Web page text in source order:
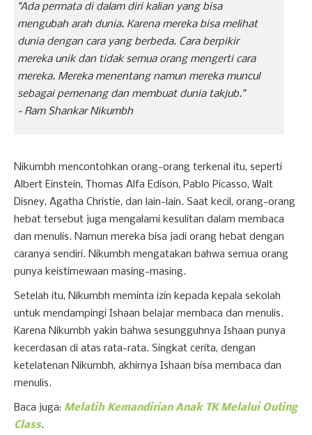
"Ada permata di dalam diri kalian yang bisa
mengubah arah dunia. Karena mereka bisa melihat
dunia dengan cara yang berbeda. Cara berpikir
mereka unik dan tidak semua orang mengerti cara
mereka. Mereka menentang namun mereka muncul
sebagai pemenang dan membuat dunia takjub."
- Ram Shankar Nikumbh
Nikumbh mencontohkan orang-orang terkenal itu, seperti
Albert Einstein, Thomas Alfa Edison, Pablo Picasso, Walt
Disney, Agatha Christie, dan lain-lain. Saat kecil, orang-orang
hebat tersebut juga mengalami kesulitan dalam membaca
dan menulis. Namun mereka bisa jadi orang hebat dengan
caranya sendiri. Nikumbh mengatakan bahwa semua orang
punya keistimewaan masing-masing.
Setelah itu, Nikumbh meminta izin kepada kepala sekolah
untuk mendampingi Ishaan belajar membaca dan menulis.
Karena Nikumbh yakin bahwa sesungguhnya Ishaan punya
kecerdasan di atas rata-rata. Singkat cerita, dengan
ketelatenan Nikumbh, akhirnya Ishaan bisa membaca dan
menulis.
Baca juga: Melatih Kemandirian Anak TK Melalui Outing
Class.